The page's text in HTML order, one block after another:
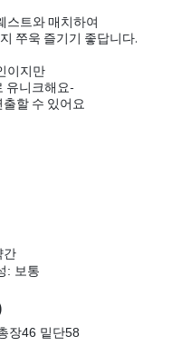
스트와 매치하여
쭈욱 즐기기 좋답니다.
이지만
유니크해요-
할 수 있어요
간
: 보통
장46 밑단58